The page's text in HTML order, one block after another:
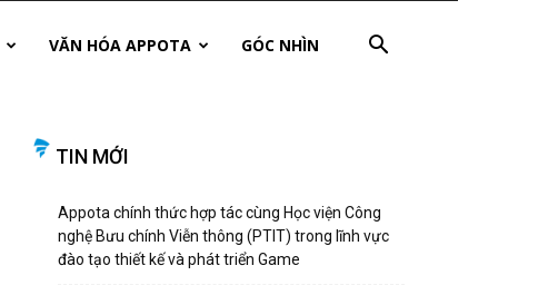
VĂN HÓA APPOTA GÓC NHÌN
TIN MỚI
Appota chính thức hợp tác cùng Học viện Công
nghệ Bưu chính Viễn thông (PTIT) trong lĩnh vực
đào tạo thiết kế và phát triển Game